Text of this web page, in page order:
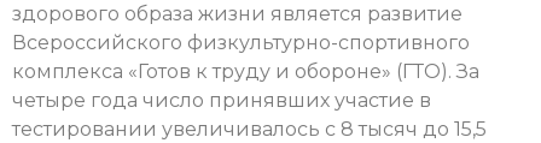
здорового образа жизни является развитие
Всероссийского физкультурно-спортивного
комплекса «Готов к труду и обороне» (ГТО). За
четыре года число принявших участие в
тестировании увеличивалось с 8 тысяч до 15,5